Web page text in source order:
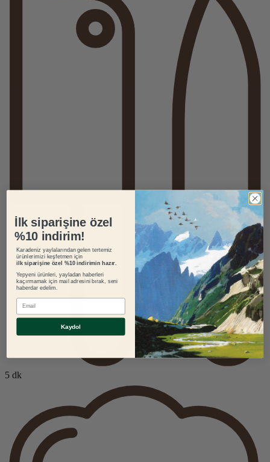
5 dk
İlk siparişine özel
%10 indirim!
Karadeniz yaylalarından gelen tertemiz
ürünlerimizi keşfetmen için
ilk siparişine özel %10 indirimin hazır.
Yepyeni ürünleri, yayladan haberleri
kaçırmamak için mail adresini bırak, seni
haberdar edelim.
E-mail
Kaydol